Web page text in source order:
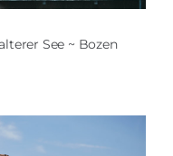
See ~ Bozen